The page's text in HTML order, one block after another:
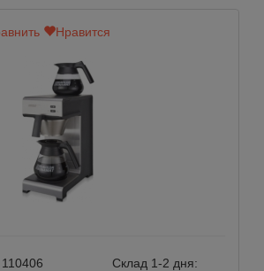
Нравится
110406
Склад 1-2 дня: